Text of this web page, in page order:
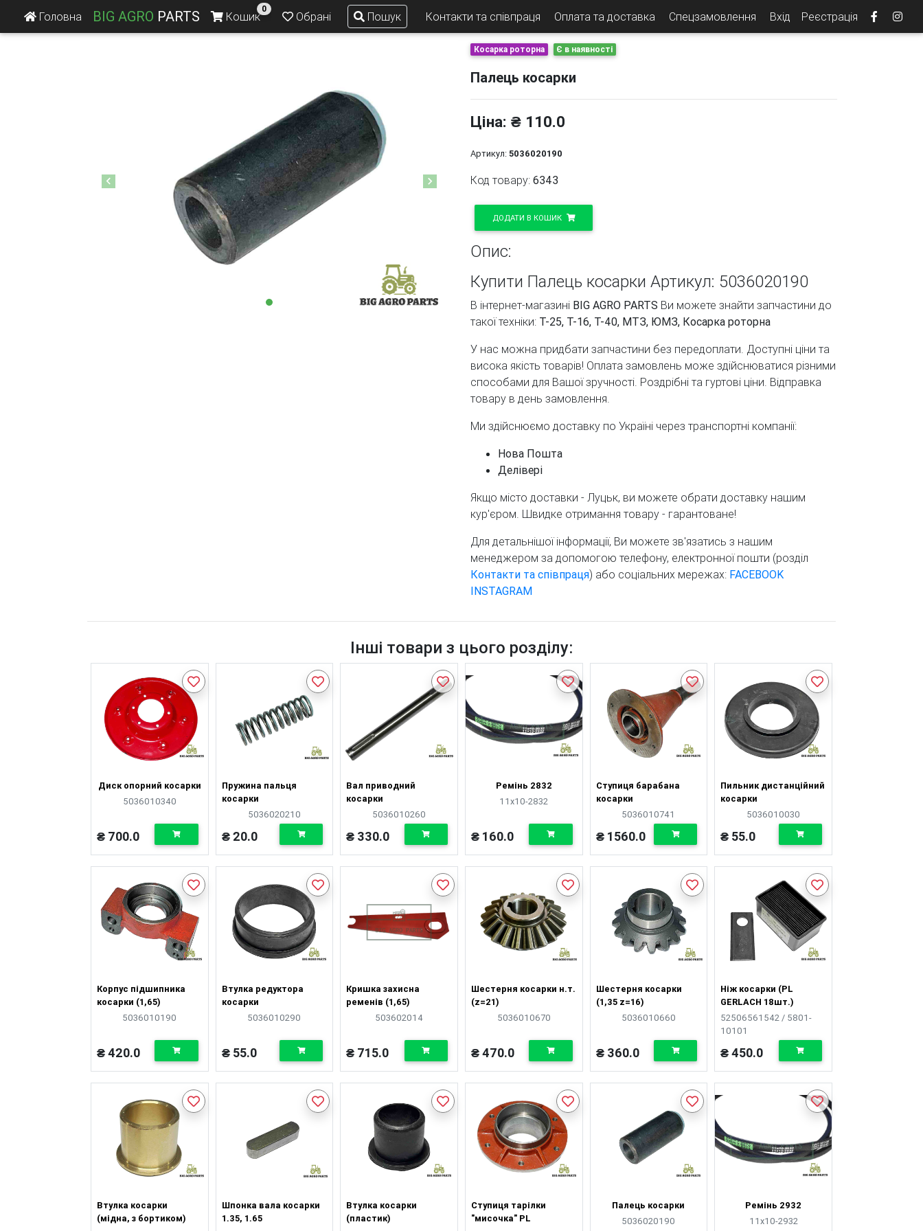
Головна BIG AGRO PARTS 0
Кошик Обрані Пошук Контакти та співпраця Оплата та доставка Спецзамовлення Вхід Реєстрація
Previous Next
Косарка роторна Є в наявності
Палець косарки
Ціна: ₴ 110.0
Артикул:5036020190
Код товару: 6343
ДОДАТИ В КОШИК
Опис:
Купити Палець косарки Артикул: 5036020190
В інтернет-магазині BIG AGRO PARTS Ви можете знайти запчастини до
такої техніки: Т-25, Т-16, Т-40, МТЗ, ЮМЗ, Косарка роторна
У нас можна придбати запчастини без передоплати. Доступні ціни та
висока якість товарів! Оплата замовлень може здійснюватися різними
способами для Вашої зручності. Роздрібні та гуртові ціни. Відправка
товару в день замовлення.
Ми здійснюємо доставку по Україні через транспортні компанії:
Нова Пошта
Делівері
Якщо місто доставки - Луцьк, ви можете обрати доставку нашим
кур'єром. Швидке отримання товару - гарантоване!
Для детальнішої інформації, Ви можете зв'язатись з нашим
менеджером за допомогою телефону, електронної пошти (розділ
Контакти та співпраця) або соціальних мережах: FACEBOOK
INSTAGRAM
Інші товари з цього розділу:
Диск опорний косарки
5036010340
₴ 700.0
Пружина пальця
косарки
5036020210
₴ 20.0
Вал приводний
косарки
5036010260
₴ 330.0
Ремінь 2832
11х10-2832
₴ 160.0
Ступиця барабана
косарки
5036010741
₴ 1560.0
Пильник дистанційний
косарки
5036010030
₴ 55.0
Корпус підшипника
косарки (1,65)
5036010190
₴ 420.0
Втулка редуктора
косарки
5036010290
₴ 55.0
Кришка захисна
ременів (1,65)
503602014
₴ 715.0
Шестерня косарки н.т.
(z=21)
5036010670
₴ 470.0
Шестерня косарки
(1,35 z=16)
5036010660
₴ 360.0
Ніж косарки (PL
GERLACH 18шт.)
52506561542 / 5801-
10101
₴ 450.0
Втулка косарки
(мідна, з бортиком)
Шпонка вала косарки
1.35, 1.65
Втулка косарки
(пластик)
Ступиця тарілки
"мисочка" PL
Палець косарки
5036020190
Ремінь 2932
11х10-2932